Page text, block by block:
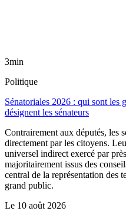
3min
Politique
Sénatoriales 2026 : qui sont les
désignent les sénateurs
Contrairement aux députés, les
directement par les citoyens.
universel indirect exercé par
majoritairement issus des
central de la représentation des
grand public.
Le 10 août 2026